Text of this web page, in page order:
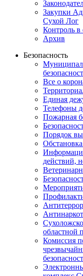
Закупки
Сухой Лог
Контроль в
Архив
Безопасность
Все о
Единая
Телефоны
Пожарная
Порядок
действий,
Антитеррор
областной
Комиссия